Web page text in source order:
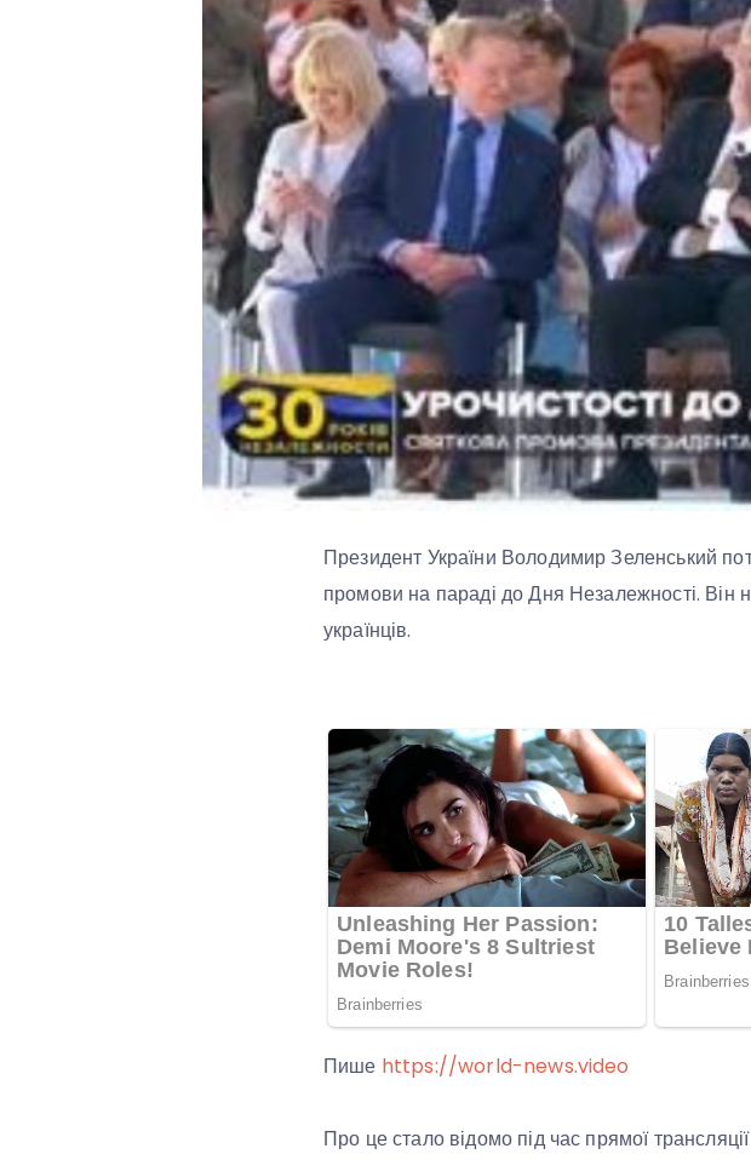
Президент України Володимир Зеленський
промови на параді до Дня Незалежності. Він
українців.
Пише https://world-news.video
Про це стало відомо під час прямої